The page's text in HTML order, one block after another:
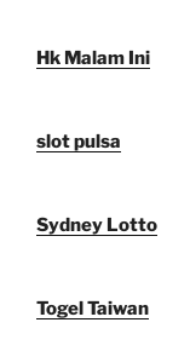
Hk Malam Ini
slot pulsa
Sydney Lotto
Togel Taiwan